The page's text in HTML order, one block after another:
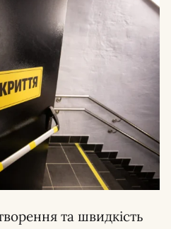
та швидкість